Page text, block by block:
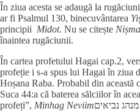
În ziua acesta se adaugă la
ar fi Psalmul 130, binecuvântarea
principii Midot. Nu se citește
înaintea rugăciunii.
În cartea profetului Hagai cap.2,
profeție i s-a spus lui Hagai în ziua
Hoșana Raba. Probabil din această
Suca 44:a că baterea sălciilor în
profeți”, Minhag Neviim